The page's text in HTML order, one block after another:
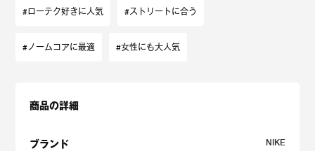
#ローテク好きに人気 #ストリートに合う
#ノームコアに最適 #女性にも大人気
商品の詳細
ブランド NIKE